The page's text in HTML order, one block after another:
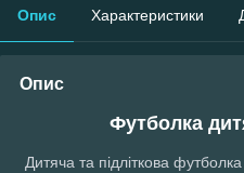
Опис Характеристики
Опис
Футболка
Дитяча та підліткова